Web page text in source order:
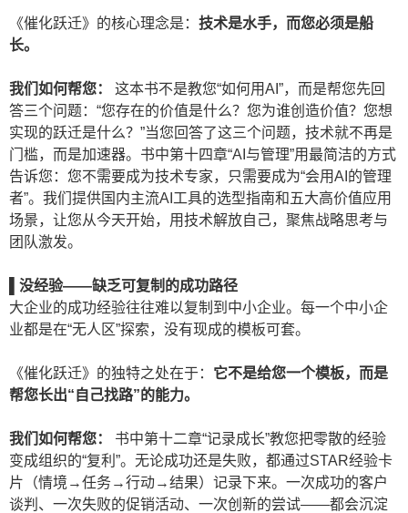
《催化跃迁》的核心理念是： 技术是水手，而您必须是船
长。
我们如何帮您：
这本书不是教您“如何用AI”，而是帮您先回
答三个问题：“您存在的价值是什么？您为谁创造价值？您想
实现的跃迁是什么？”当您回答了这三个问题，技术就不再是
门槛，而是加速器。书中第十四章“AI与管理”用最简洁的方式
告诉您：您不需要成为技术专家，只需要成为“会用AI的管理
者”。我们提供国内主流AI工具的选型指南和五大高价值应用
场景，让您从今天开始，用技术解放自己，聚焦战略思考与
团队激发。
没经验——缺乏可复制的成功路径
大企业的成功经验往往难以复制到中小企业。每一个中小企
业都是在“无人区”探索，没有现成的模板可套。
《催化跃迁》的独特之处在于： 它不是给您一个模板，而是
帮您长出“ 自己找路”的能力。
我们如何帮您：
书中第十二章“记录成长”教您把零散的经验
变成组织的“复利”。无论成功还是失败，都通过STAR经验卡
片（情境→任务→行动→结果）记录下来。一次成功的客户
谈判、一次失败的促销活动、一次创新的尝试——都会沉淀